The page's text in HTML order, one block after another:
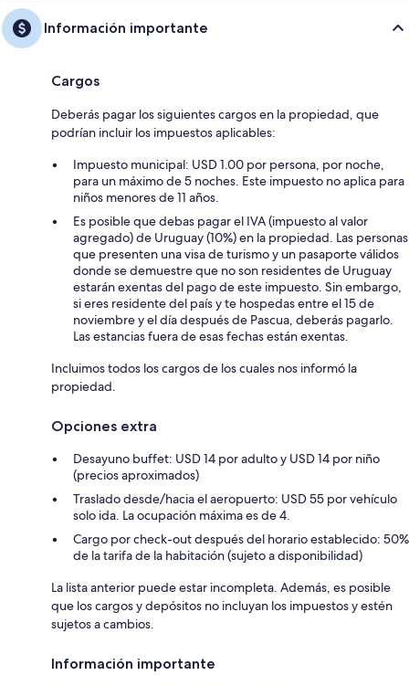
Información importante
Cargos
Deberás pagar los siguientes cargos en la propiedad, que
podrían incluir los impuestos aplicables:
Impuesto municipal: USD 1.00 por persona, por noche,
para un máximo de 5 noches. Este impuesto no aplica para
niños menores de 11 años.
Es posible que debas pagar el IVA (impuesto al valor
agregado) de Uruguay (10%) en la propiedad. Las personas
que presenten una visa de turismo y un pasaporte válidos
donde se demuestre que no son residentes de Uruguay
estarán exentas del pago de este impuesto. Sin embargo,
si eres residente del país y te hospedas entre el 15 de
noviembre y el día después de Pascua, deberás pagarlo.
Las estancias fuera de esas fechas están exentas.
Incluimos todos los cargos de los cuales nos informó la
propiedad.
Opciones extra
Desayuno buffet: USD 14 por adulto y USD 14 por niño
(precios aproximados)
Traslado desde/hacia el aeropuerto: USD 55 por vehículo
solo ida. La ocupación máxima es de 4.
Cargo por check-out después del horario establecido: 50%
de la tarifa de la habitación (sujeto a disponibilidad)
La lista anterior puede estar incompleta. Además, es posible
que los cargos y depósitos no incluyan los impuestos y estén
sujetos a cambios.
Información importante